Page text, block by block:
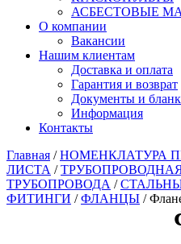
АСБЕСТОВЫЕ
О компании
Вакансии
Нашим клиентам
Доставка и оплата
Гарантия и возврат
Документы и
Информация
Контакты
Главная /НОМЕНКЛАТУРА
ЛИСТА /
ТРУБОПРОВОДА /
ФИТИНГИ /ФЛАНЦЫ /